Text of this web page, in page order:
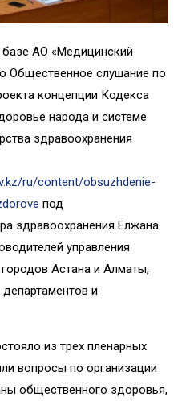
базе АО «Медицинский
Общественное слушание по
концепции Кодекса
народа и системе
здравоохранения
ru/content/obsuzhdenie-
под
здравоохранения Елжана
управления
Астана и Алматы,
и
из трех пленарных
вопросы по организации
общественного здоровья,